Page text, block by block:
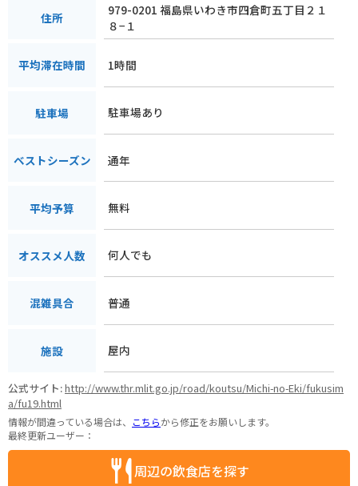
住所
979-0201 福島県いわき市四倉町五丁目２１
８−１
平均滞在時間 1時間
駐車場 駐車場あり
ベストシーズン 通年
平均予算 無料
オススメ人数 何人でも
混雑具合 普通
施設 屋内
公式サイト:http://www.thr.mlit.go.jp/road/koutsu/Michi-no-Eki/fukusim
a/fu19.html
情報が間違っている場合は、 こちらから修正をお願いします。
最終更新ユーザー：
周辺の飲食店を探す